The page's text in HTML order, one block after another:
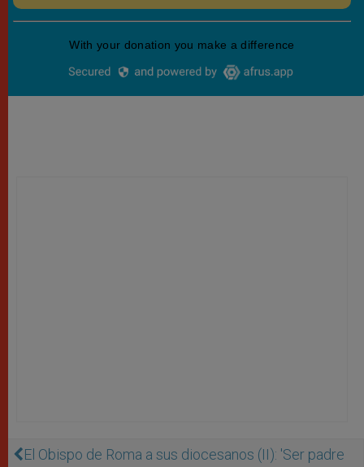
El Obispo de Roma a sus diocesanos (II): 'Ser padre